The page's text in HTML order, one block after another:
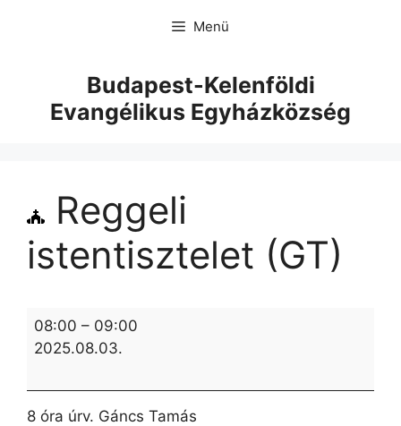
Menü
Budapest-Kelenföldi
Evangélikus Egyházközség
Reggeli
istentisztelet (GT)
08:00 – 09:00
2025.08.03.
8 óra úrv. Gáncs Tamás